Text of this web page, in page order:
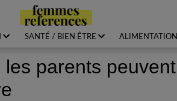
SANTÉ / BIEN ÊTRE ALIMENTATION
parents peuvent